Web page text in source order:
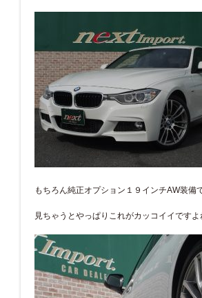
もちろん純正オプション１９インチAW装備
見ちゃうとやっぱりこれがカッコイイですよ